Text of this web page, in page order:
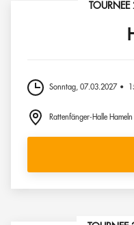
Sonntag, 07.03.2027
Rattenfänger-Halle Hameln